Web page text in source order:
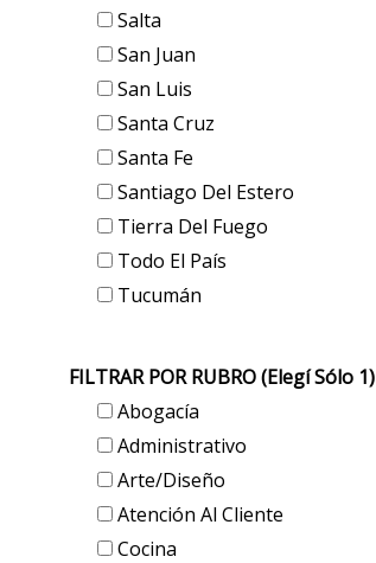
Salta
San Juan
San Luis
Santa Cruz
Santa Fe
Santiago Del Estero
Tierra Del Fuego
Todo El País
Tucumán
FILTRAR POR RUBRO (elegí Sólo 1)
Abogacía
Administrativo
Arte/Diseño
Atención Al Cliente
Cocina